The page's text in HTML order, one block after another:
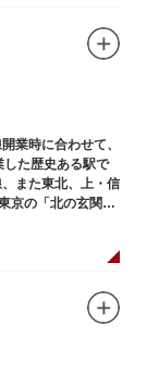
業時に合わせて、
た歴史ある駅で
また東北、上・信
京の「北の玄関